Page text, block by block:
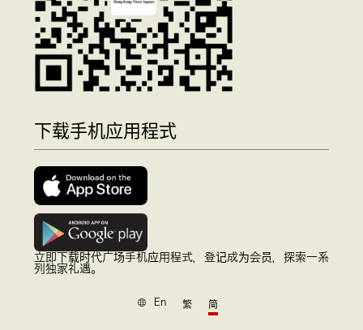
下载手机应用程式
立即下载时代广场手机应用程式，登记成为会员，探索一系
列独家礼遇。
En 繁 简